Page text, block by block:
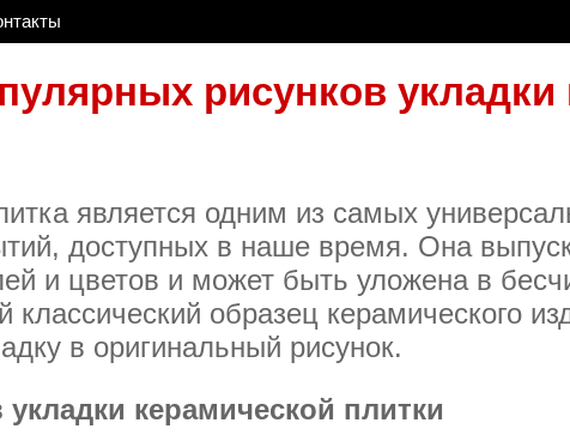
рисунков укладки
является одним из самых
доступных в наше время. Она
и цветов и может быть уложена в
классический образец керамического
в оригинальный рисунок.
керамической плитки